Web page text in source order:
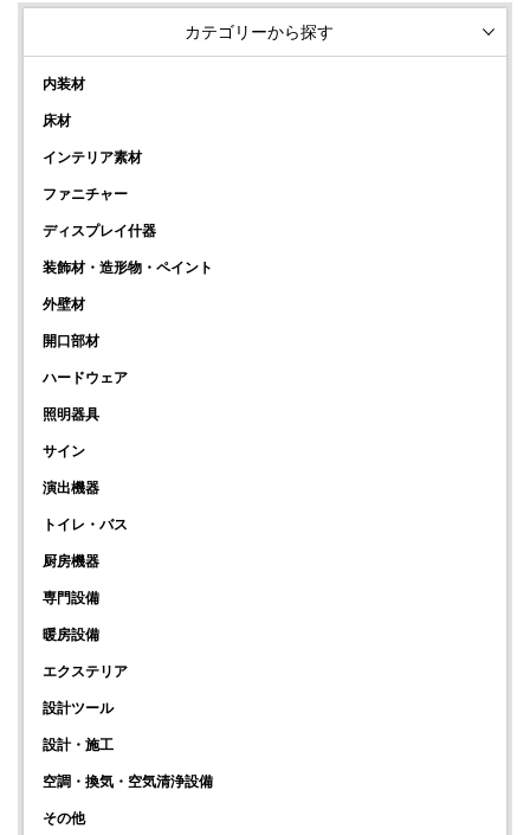
カテゴリーから探す
内装材
床材
インテリア素材
ファニチャー
ディスプレイ什器
装飾材・造形物・ペイント
外壁材
開口部材
ハードウェア
照明器具
サイン
演出機器
トイレ・バス
厨房機器
専門設備
暖房設備
エクステリア
設計ツール
設計・施工
空調・換気・空気清浄設備
その他